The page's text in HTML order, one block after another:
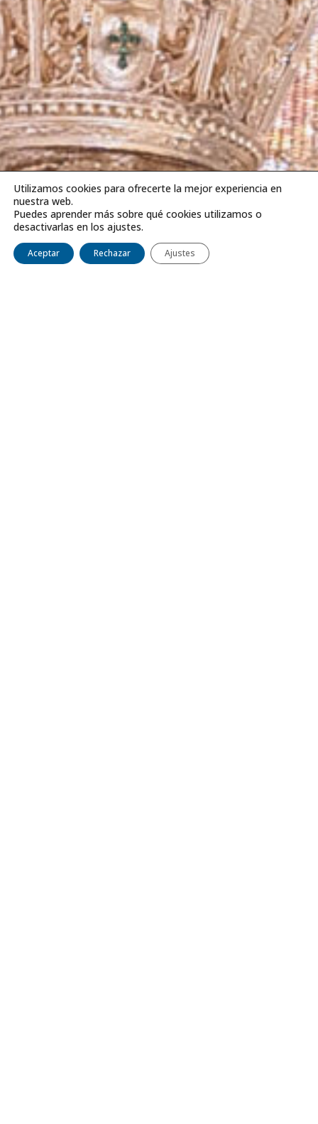
Utilizamos cookies para ofrecerte la mejor experiencia en
nuestra web.
Puedes aprender más sobre qué cookies utilizamos o
desactivarlas en los ajustes.
Aceptar Rechazar Ajustes